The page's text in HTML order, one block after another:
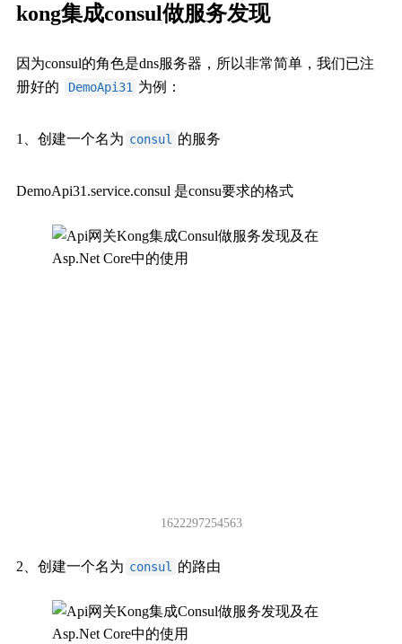
kong集成consul做服务发现
因为consul的角色是dns服务器，所以非常简单，我们已注
册好的
DemoApi31 为例：
1、创建一个名为 consul 的服务
DemoApi31.service.consul 是consu要求的格式
1622297254563
2、创建一个名为 consul 的路由